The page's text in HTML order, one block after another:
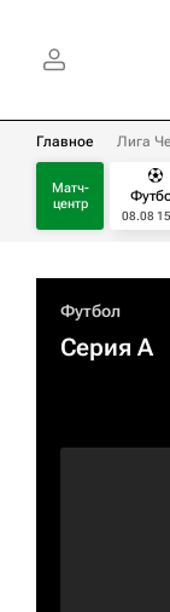
Главное Лига
Матч-
центр
08.08
Футбол
Серия А